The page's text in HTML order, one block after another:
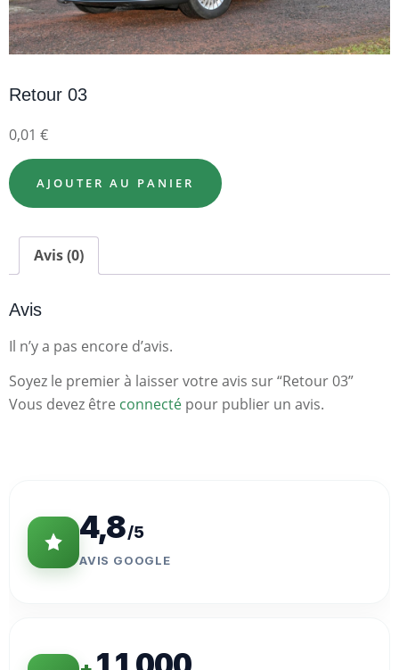
Retour 03
0,01 €
AJOUTER AU PANIER
Avis (0)
Avis
Il n’y a pas encore d’avis.
Soyez le premier à laisser votre avis sur “Retour 03”
Vous devez être connecté pour publier un avis.
4,8/5
AVIS GOOGLE